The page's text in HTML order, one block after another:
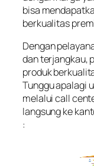
bisa
berkualitas
Dengan
dan terjangkau,
produk
Tunggu apalagi
melalui call
langsung ke
: